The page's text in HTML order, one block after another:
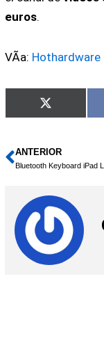
euros.
VÃ­a: Hothardware
Compartir
en
X
(Twitter)
Ant
ANTERIOR
Bluetooth Keyboard iPad